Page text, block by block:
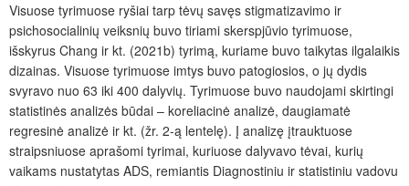
Visuose tyrimuose ryšiai tarp tėvų savęs stigmatizavimo ir
psichosocialinių veiksnių buvo tiriami skerspjūvio tyrimuose,
išskyrus Chang ir kt. (2021b) tyrimą, kuriame buvo taikytas ilgalaikis
dizainas. Visuose tyrimuose imtys buvo patogiosios, o jų dydis
svyravo nuo 63 iki 400 dalyvių. Tyrimuose buvo naudojami skirtingi
statistinės analizės būdai – koreliacinė analizė, daugiamatė
regresinė analizė ir kt. (žr. 2-ą lentelę). Į analizę įtrauktuose
straipsniuose aprašomi tyrimai, kuriuose dalyvavo tėvai, kurių
vaikams nustatytas ADS, remiantis Diagnostiniu ir statistiniu vadovu